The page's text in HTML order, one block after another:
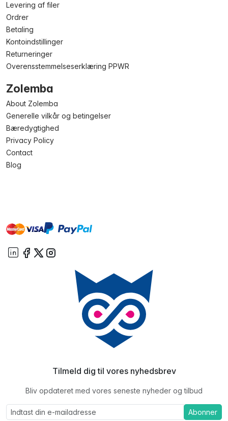
Levering af filer
Ordrer
Betaling
Kontoindstillinger
Returneringer
Overensstemmelseserklæring PPWR
Zolemba
About Zolemba
Generelle vilkår og betingelser
Bæredygtighed
Privacy Policy
Contact
Blog
mastervisa paypal
Tilmeld dig til vores nyhedsbrev
Bliv opdateret med vores seneste nyheder og tilbud
Abonner